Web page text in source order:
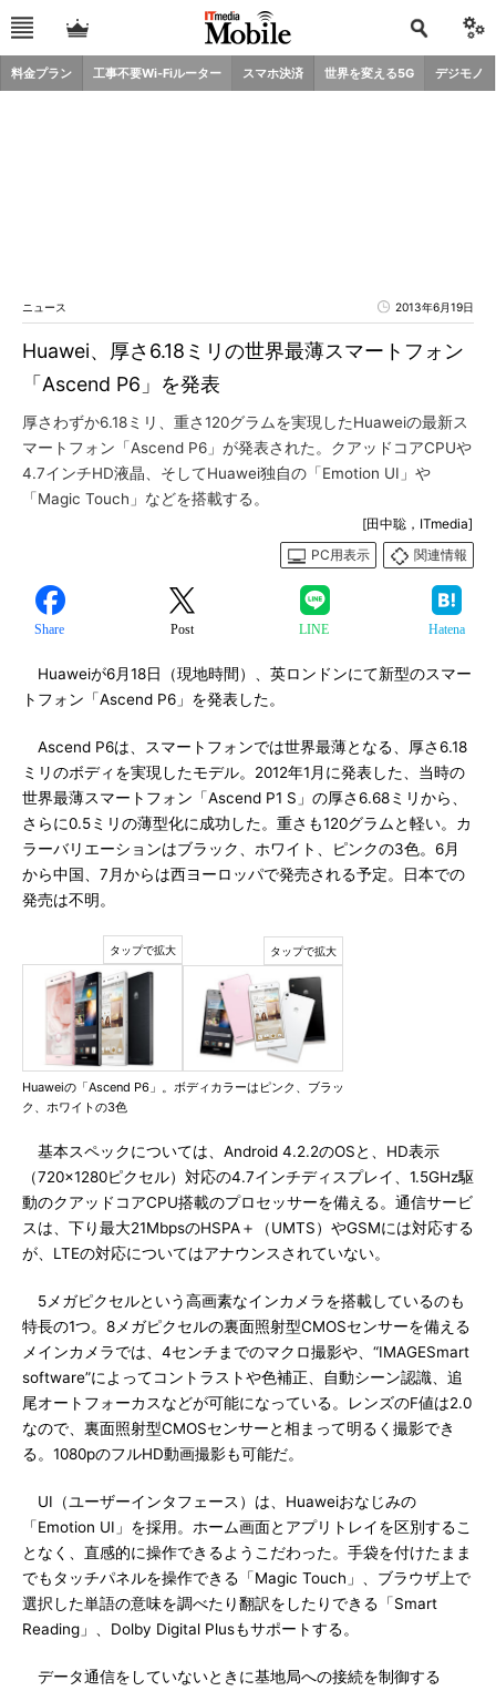
料金プラン 工事不要Wi-Fiルーター スマホ決済 世界を変える5G デジモノ
ニュース 2013年6月19日
Huawei、厚さ6.18ミリの世界最薄スマートフォン
「Ascend P6」を発表
厚さわずか6.18ミリ、重さ120グラムを実現したHuaweiの最新ス
マートフォン「Ascend P6」が発表された。クアッドコアCPUや
4.7インチHD液晶、そしてHuawei独自の「Emotion UI」や
「Magic Touch」などを搭載する。
[田中聡，ITmedia]
PC用表示
関連情報
Share Post LINE Hatena
Huaweiが6月18日（現地時間）、英ロンドンにて新型のスマー
トフォン「Ascend P6」を発表した。
Ascend P6は、スマートフォンでは世界最薄となる、厚さ6.18
ミリのボディを実現したモデル。2012年1月に発表した、当時の
世界最薄スマートフォン「Ascend P1 S」の厚さ6.68ミリから、
さらに0.5ミリの薄型化に成功した。重さも120グラムと軽い。カ
ラーバリエーションはブラック、ホワイト、ピンクの3色。6月
から中国、7月からは西ヨーロッパで発売される予定。日本での
発売は不明。
Huaweiの「Ascend P6」。ボディカラーはピンク、ブラッ
ク、ホワイトの3色
基本スペックについては、Android 4.2.2のOSと、HD表示
（720×1280ピクセル）対応の4.7インチディスプレイ、1.5GHz駆
動のクアッドコアCPU搭載のプロセッサーを備える。通信サービ
スは、下り最大21MbpsのHSPA＋（UMTS）やGSMには対応する
が、LTEの対応についてはアナウンスされていない。
5メガピクセルという高画素なインカメラを搭載しているのも
特長の1つ。8メガピクセルの裏面照射型CMOSセンサーを備える
メインカメラでは、4センチまでのマクロ撮影や、“IMAGESmart
software”によってコントラストや色補正、自動シーン認識、追
尾オートフォーカスなどが可能になっている。レンズのF値は2.0
なので、裏面照射型CMOSセンサーと相まって明るく撮影でき
る。1080pのフルHD動画撮影も可能だ。
UI（ユーザーインタフェース）は、Huaweiおなじみの
「Emotion UI」を採用。ホーム画面とアプリトレイを区別するこ
となく、直感的に操作できるようこだわった。手袋を付けたまま
でもタッチパネルを操作できる「Magic Touch」、ブラウザ上で
選択した単語の意味を調べたり翻訳をしたりできる「Smart
Reading」、Dolby Digital Plusもサポートする。
データ通信をしていないときに基地局への接続を制御する